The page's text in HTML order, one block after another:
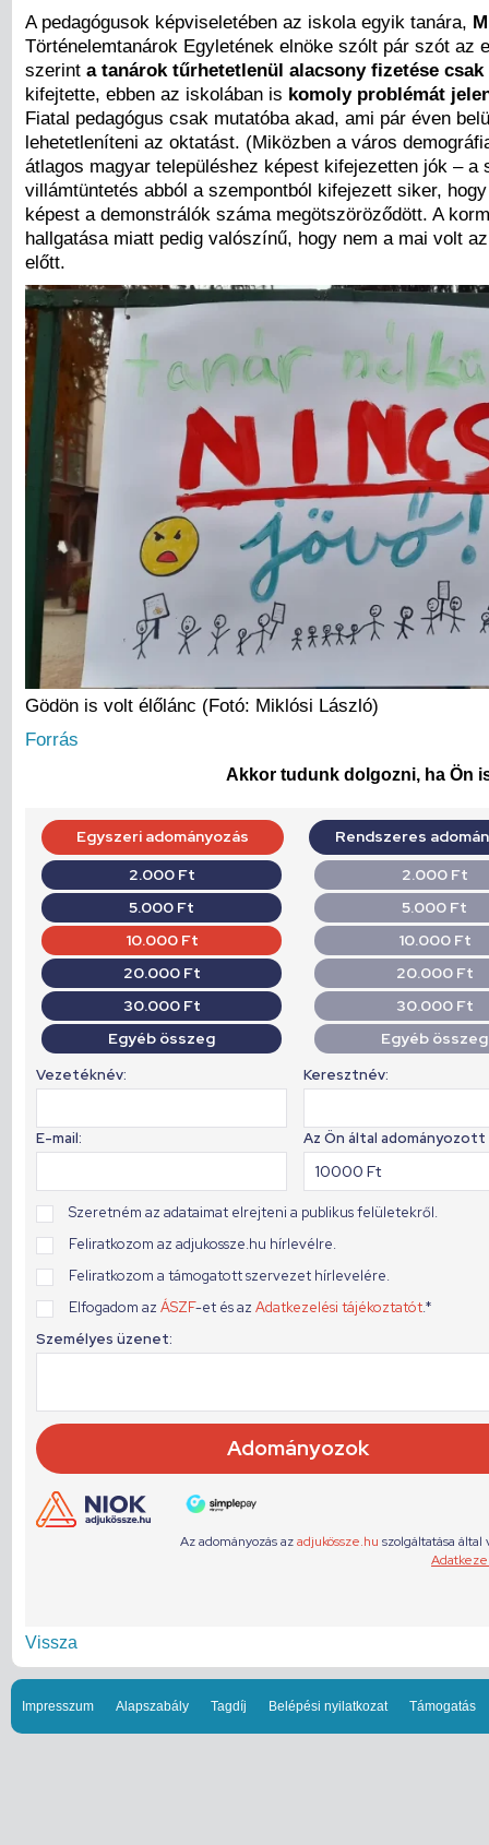
A pedagógusok képviseletében az iskola egyik tanára,
Történelemtanárok Egyletének elnöke szólt pár szót az
szerint a tanárok tűrhetetlenül alacsony fizetése
kifejtette, ebben az iskolában is komoly problémát
Fiatal pedagógus csak mutatóba akad, ami pár éven
lehetetleníteni az oktatást. (Miközben a város
átlagos magyar településhez képest kifejezetten jók – a
villámtüntetés abból a szempontból kifejezett siker,
képest a demonstrálók száma megötszöröződött. A
hallgatása miatt pedig valószínű, hogy nem a mai volt
előtt.
Gödön is volt élőlánc (Fotó: Miklósi László)
Forrás
Akkor tudunk dolgozni, ha Ön
Vissza
Impresszum Alapszabály Tagdíj Belépési nyilatkozat Támogatás